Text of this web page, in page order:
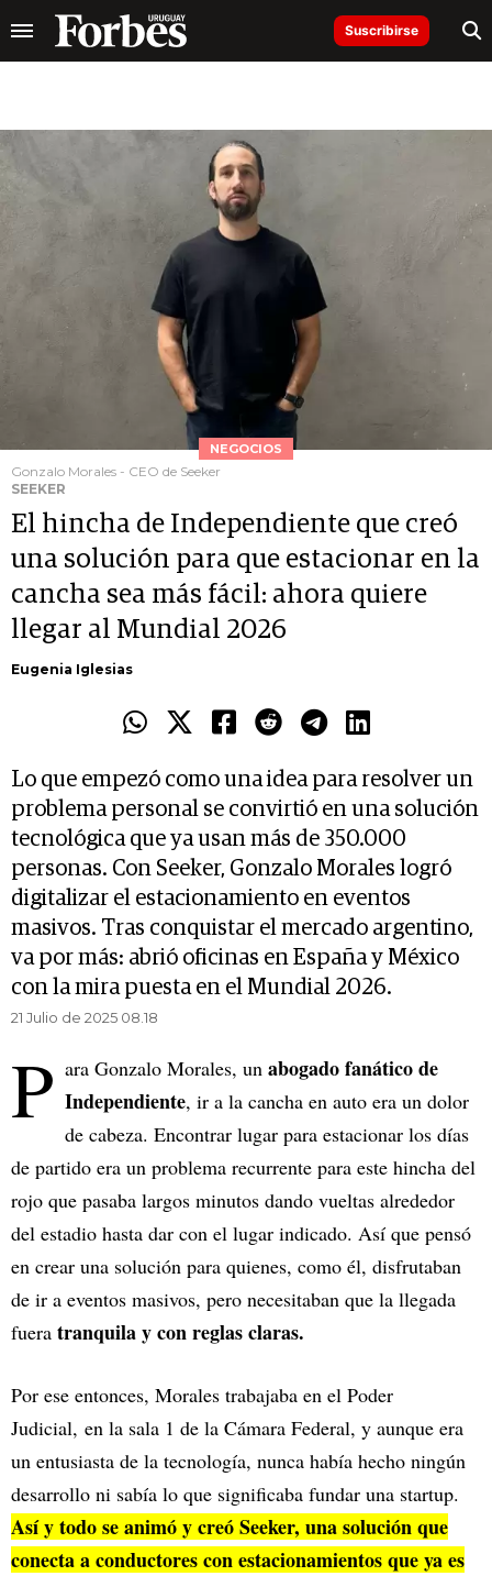
Suscribirse
NEGOCIOS
Gonzalo Morales - CEO de Seeker
SEEKER
El hincha de Independiente que creó
una solución para que estacionar en la
cancha sea más fácil: ahora quiere
llegar al Mundial 2026
Eugenia Iglesias
Lo que empezó como una idea para resolver un
problema personal se convirtió en una solución
tecnológica que ya usan más de 350.000
personas. Con Seeker, Gonzalo Morales logró
digitalizar el estacionamiento en eventos
masivos. Tras conquistar el mercado argentino,
va por más: abrió oficinas en España y México
con la mira puesta en el Mundial 2026.
21 Julio de 2025 08.18
P ara Gonzalo Morales, un abogado fanático de
Independiente, ir a la cancha en auto era un dolor
de cabeza. Encontrar lugar para estacionar los días
de partido era un problema recurrente para este hincha del
rojo que pasaba largos minutos dando vueltas alrededor
del estadio hasta dar con el lugar indicado. Así que pensó
en crear una solución para quienes, como él, disfrutaban
de ir a eventos masivos, pero necesitaban que la llegada
fuera tranquila y con reglas claras.
Por ese entonces, Morales trabajaba en el Poder
Judicial, en la sala 1 de la Cámara Federal, y aunque era
un entusiasta de la tecnología, nunca había hecho ningún
desarrollo ni sabía lo que significaba fundar una startup.
Así y todo se animó y creó Seeker, una solución que
conecta a conductores con estacionamientos que ya es